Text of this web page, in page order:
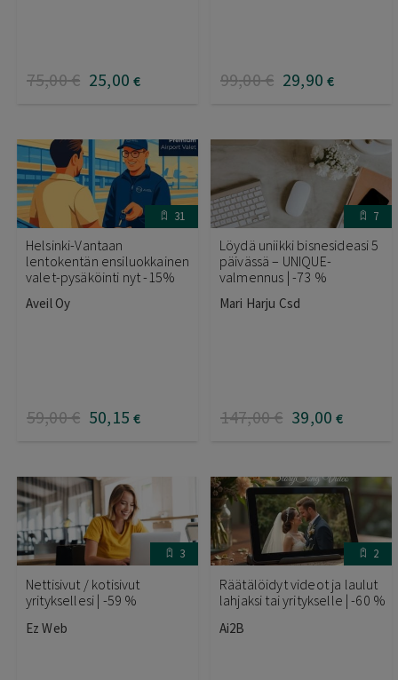
75,00€ 25,00 € 99,00€ 29,90 €
31
Helsinki-Vantaan
lentokentän ensiluokkainen
valet-pysäköinti nyt -15%
Aveil Oy
59,00€ 50,15 €
7
Löydä uniikki bisnesideasi 5
päivässä – UNIQUE-
valmennus | -73 %
Mari Harju Csd
147,00€ 39,00 €
3
Nettisivut / kotisivut
yrityksellesi | -59 %
Ez Web
2
Räätälöidyt videot ja laulut
lahjaksi tai yritykselle | -60 %
Ai2B